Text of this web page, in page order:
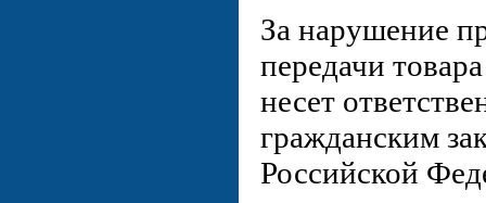
За нарушение
передачи
несет
гражданским
Российской